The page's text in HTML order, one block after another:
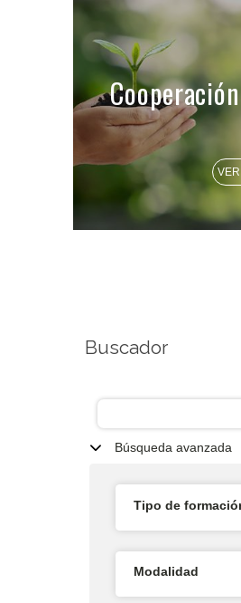
Buscador
Búsqueda avanzada
Tipo de
Modalidad